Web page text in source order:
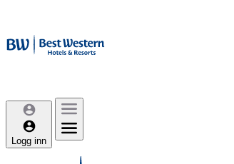
Logg inn